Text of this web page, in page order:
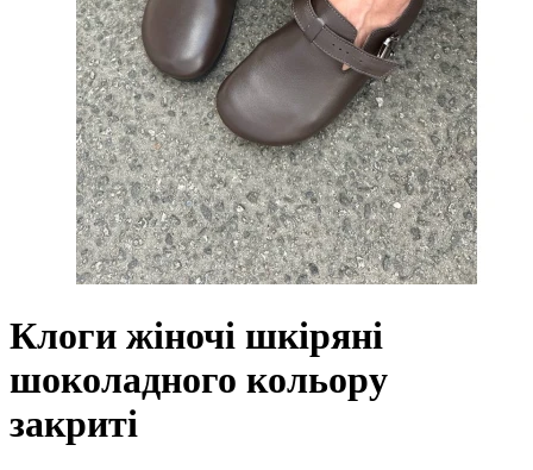
Клоги жіночі шкіряні
шоколадного кольору
закриті